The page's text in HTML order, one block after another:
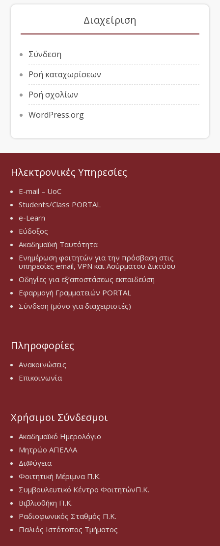
Διαχείριση
Σύνδεση
Ροή καταχωρίσεων
Ροή σχολίων
WordPress.org
Ηλεκτρονικές Υπηρεσίες
E-mail – UoC
Students/Class PORTAL
e-Learn
Εύδοξος
Ακαδημαϊκή Ταυτότητα
Ενημέρωση φοιτητών για την πρόσβαση στις
υπηρεσίες email, VPN και Ασύρματου Δικτύου
Οδηγίες για εξ’αποστάσεως εκπαιδεύση
Εφαρμογή Γραμματειών PORTAL
Σύνδεση (μόνο για διαχειριστές)
Πληροφορίες
Ανακοινώσεις
Επικοινωνία
Χρήσιμοι Σύνδεσμοι
Ακαδημαϊκό Ημερολόγιο
Μητρώο ΑΠΕΛΛΑ
Δι@ύγεια
Φοιτητική Μέριμνα Π.Κ.
Συμβουλευτικό Κέντρο ΦοιτητώνΠ.Κ.
Βιβλιοθήκη Π.Κ.
Ραδιοφωνικός Σταθμός Π.Κ.
Παλιός Ιστότοπος Τμήματος